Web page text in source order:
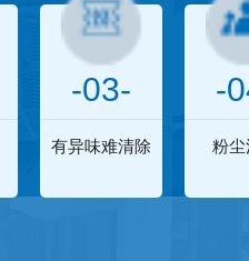
-03-
有异味难清除
-
粉尘